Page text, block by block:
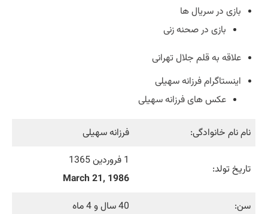
بازی در سریال ها
بازی در صحنه زنی
علاقه به قلم جلال تهرانی
اینستاگرام فرزانه سهیلی
عکس های فرزانه سهیلی
نام نام خانوادگی: فرزانه سهیلی
تاریخ تولد:
1 فروردین 1365
March 21, 1986
سن:
40 سال و 4 ماه